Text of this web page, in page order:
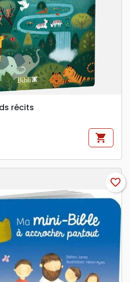
récits
shopping_cart
favorite_border